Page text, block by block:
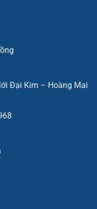
Đại Kim – Hoàng Mai